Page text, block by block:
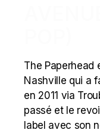
The Paperhead
Nashville qui a
en 2011 via
passé et le
label avec son